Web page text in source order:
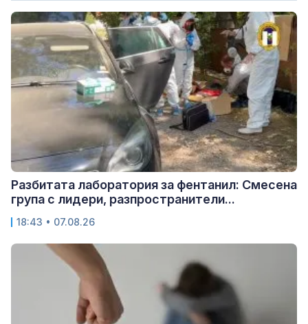
Разбитата лаборатория за фентанил: Смесена
група с лидери, разпространители...
18:43 • 07.08.26